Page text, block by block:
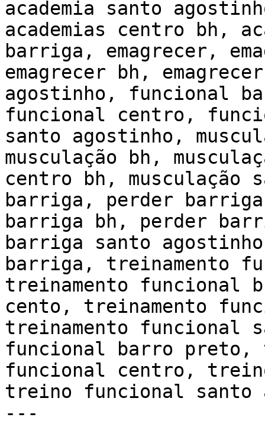
academia santo
academias centro bh,
barriga, emagrecer,
emagrecer bh,
agostinho, funcional
funcional centro,
santo agostinho,
musculação bh,
centro bh, musculação
barriga, perder
barriga bh, perder
barriga santo
barriga, treinamento
treinamento funcional
cento, treinamento
treinamento funcional
funcional barro
funcional centro,
treino funcional santo
---